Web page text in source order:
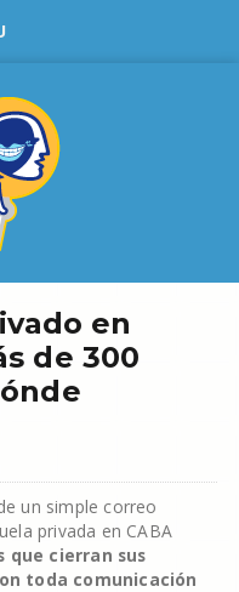
en
de 300
un simple correo
privada en CABA
que cierran sus
toda comunicación